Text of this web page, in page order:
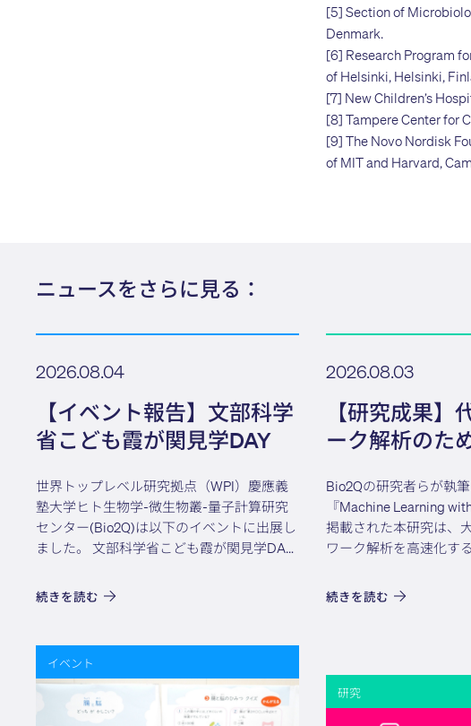
[5] Section of
Denmark.
[6] Research Program
of Helsinki, Helsinki,
[7] New Children’s
[8] Tampere Center for
[9] The Novo Nordisk
of MIT and Harvard,
ニュースをさらに見る：
イベント
2026.08.04
【イベント報告】文部科学
省こども霞が関見学DAY
世界トップレベル研究拠点（WPI）慶應義
塾大学ヒト生物学-微生物叢-量子計算研究
センター(Bio2Q)は以下のイベントに出展し
ました。 文部科学省こども霞が関見学DAY
続きを読む
研究
2026.08.03
【研究成果】
ーク解析のた
Bio2Qの研究者らが執
『Machine Learning
掲載された本研究は、
ワーク解析を高速化す
フラックスバランス解
続きを読む